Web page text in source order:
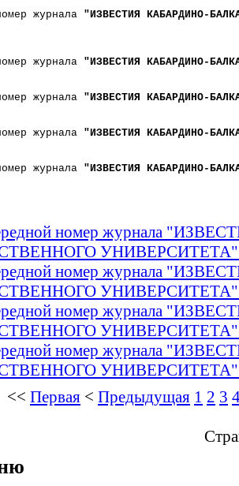
журнала "ИЗВЕСТИЯ КАБАРДИНО-
журнала "ИЗВЕСТИЯ КАБАРДИНО-
журнала "ИЗВЕСТИЯ КАБАРДИНО-
журнала "ИЗВЕСТИЯ КАБАРДИНО-
журнала "ИЗВЕСТИЯ КАБАРДИНО-
номер журнала
УНИВЕРСИТЕТА"
номер журнала
УНИВЕРСИТЕТА"
номер журнала
УНИВЕРСИТЕТА"
номер журнала
УНИВЕРСИТЕТА"
<< Первая < Предыдущая 1 2 3